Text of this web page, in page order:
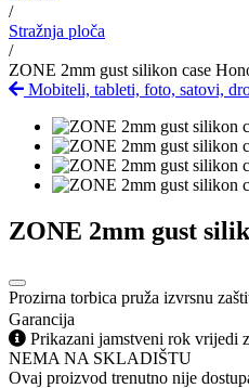
/
Stražnja ploča
/
ZONE 2mm gust silikon case
Mobiteli, tableti, foto, satovi,
ZONE 2mm gust
Prozirna torbica pruža izvrsnu
Garancija
Prikazani jamstveni rok vrijedi
NEMA NA SKLADIŠTU
Ovaj proizvod trenutno nije